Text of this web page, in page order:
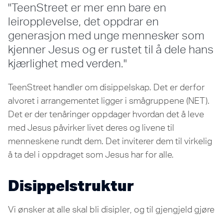
"TeenStreet er mer enn bare en
leiropplevelse, det oppdrar en
generasjon med unge mennesker som
kjenner Jesus og er rustet til å dele hans
kjærlighet med verden."
TeenStreet handler om disippelskap. Det er derfor
alvoret i arrangementet ligger i smågruppene (NET).
Det er der tenåringer oppdager hvordan det å leve
med Jesus påvirker livet deres og livene til
menneskene rundt dem. Det inviterer dem til virkelig
å ta del i oppdraget som Jesus har for alle.
Disippelstruktur
Vi ønsker at alle skal bli disipler, og til gjengjeld gjøre